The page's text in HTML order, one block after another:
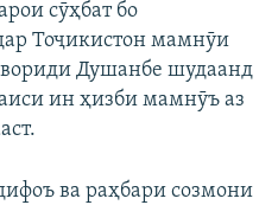
сӯҳбат бо
Тоҷикистон мамнӯи
Душанбе шудаанд
ин ҳизби мамнӯъ аз
ва раҳбари созмони